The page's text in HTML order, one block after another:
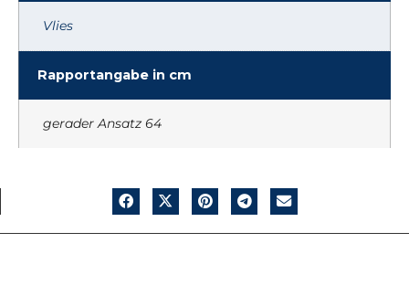
Vlies
Rapportangabe in cm
gerader Ansatz 64